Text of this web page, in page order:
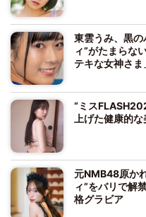
東雲うみ、黒
ィ”がたまらな
テキな女神さま
“ミス
上げた健康的
元NMB48原か
ィ”をバリで解
格グラビア